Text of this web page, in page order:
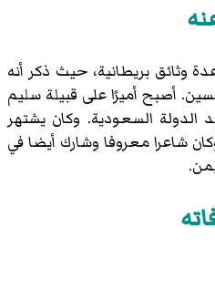
بريطانية، حيث ذكر أنه
أصبح أميرًا على قبيلة سليم
السعودية. وكان يشتهر
شاعرا معروفا وشارك أيضا في